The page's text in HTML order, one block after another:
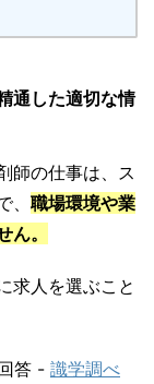
通した適切な情
師の仕事は、ス
職場環境や業
。
求人を選ぶこと
答 - 識学調べ